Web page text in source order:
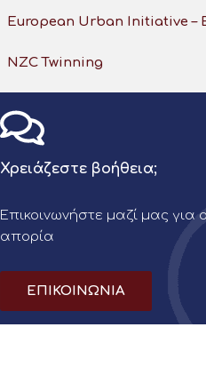
European Urban Initiative –
NZC Twinning
Χρειάζεστε βοήθεια;
Επικοινωνήστε μαζί μας για
απορία
ΕΠΙΚΟΙΝΩΝΙΑ